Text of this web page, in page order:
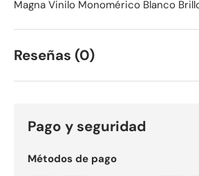
Magna Vinilo Monomérico Blanco
Reseñas (0)
Pago y seguridad
Métodos de pago